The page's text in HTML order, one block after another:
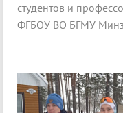
студентов и
ФГБОУ ВО БГМУ